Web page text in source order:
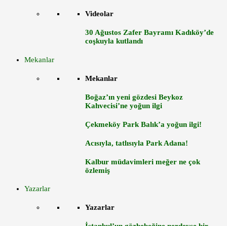
Videolar
30 Ağustos Zafer Bayramı Kadıköy’de
coşkuyla kutlandı
Mekanlar
Mekanlar
Boğaz’ın yeni gözdesi Beykoz
Kahvecisi’ne yoğun ilgi
Çekmeköy Park Balık’a yoğun ilgi!
Acısıyla, tatlısıyla Park Adana!
Kalbur müdavimleri meğer ne çok
özlemiş
Yazarlar
Yazarlar